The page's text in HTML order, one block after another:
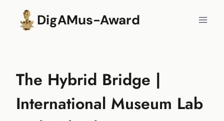
springen
DigAMus-Award
The Hybrid Bridge |
International Museum Lab